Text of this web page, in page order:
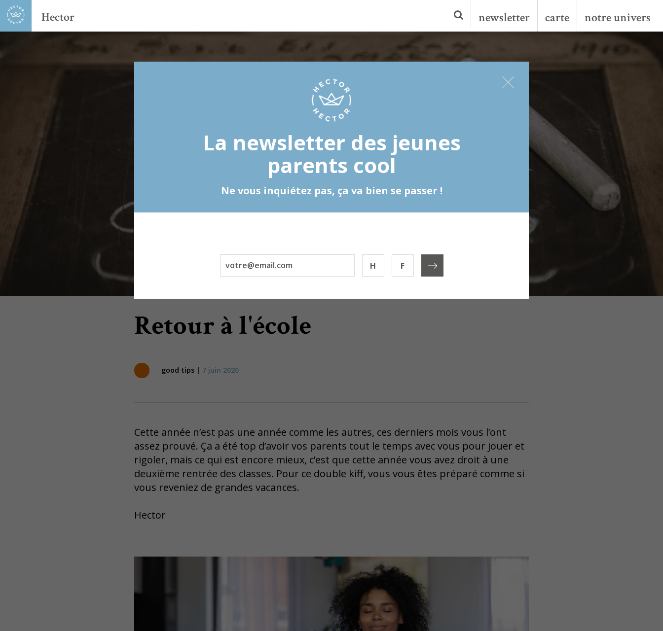
Hector newsletter carte notre univers
Retour à l'école
good tips | 7 juin 2020
Cette année n’est pas une année comme les autres, ces derniers mois vous l’ont
assez prouvé. Ça a été top d’avoir vos parents tout le temps avec vous pour jouer et
rigoler, mais ce qui est encore mieux, c’est que cette année vous avez droit à une
deuxième rentrée des classes. Pour ce double kiff, vous vous êtes préparé comme si
vous reveniez de grandes vacances.
Hector
La newsletter des jeunes
parents cool
Ne vous inquiétez pas, ça va bien se passer !
H F